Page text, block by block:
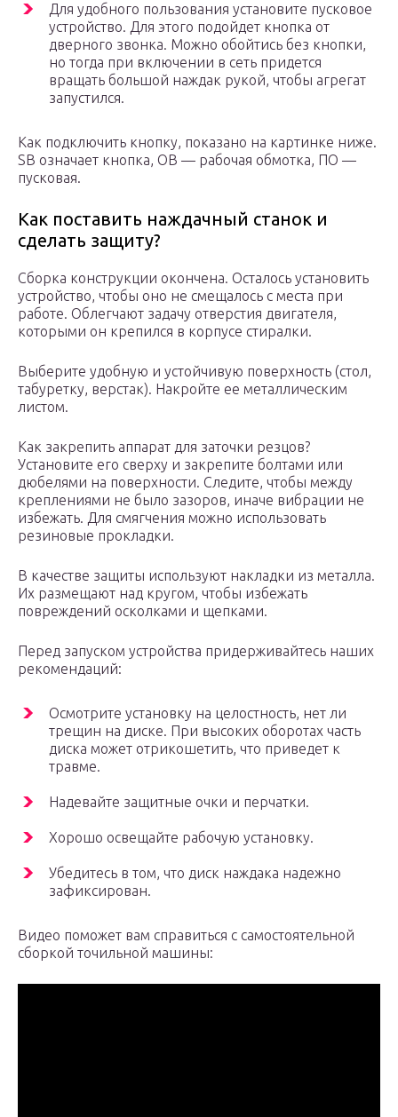
Для удобного пользования установите пусковое
устройство. Для этого подойдет кнопка от
дверного звонка. Можно обойтись без кнопки,
но тогда при включении в сеть придется
вращать большой наждак рукой, чтобы агрегат
запустился.
Как подключить кнопку, показано на картинке ниже.
SB означает кнопка, ОВ — рабочая обмотка, ПО —
пусковая.
Как поставить наждачный станок и
сделать защиту?
Сборка конструкции окончена. Осталось установить
устройство, чтобы оно не смещалось с места при
работе. Облегчают задачу отверстия двигателя,
которыми он крепился в корпусе стиралки.
Выберите удобную и устойчивую поверхность (стол,
табуретку, верстак). Накройте ее металлическим
листом.
Как закрепить аппарат для заточки резцов?
Установите его сверху и закрепите болтами или
дюбелями на поверхности. Следите, чтобы между
креплениями не было зазоров, иначе вибрации не
избежать. Для смягчения можно использовать
резиновые прокладки.
В качестве защиты используют накладки из металла.
Их размещают над кругом, чтобы избежать
повреждений осколками и щепками.
Перед запуском устройства придерживайтесь наших
рекомендаций:
Осмотрите установку на целостность, нет ли
трещин на диске. При высоких оборотах часть
диска может отрикошетить, что приведет к
травме.
Надевайте защитные очки и перчатки.
Хорошо освещайте рабочую установку.
Убедитесь в том, что диск наждака надежно
зафиксирован.
Видео поможет вам справиться с самостоятельной
сборкой точильной машины: